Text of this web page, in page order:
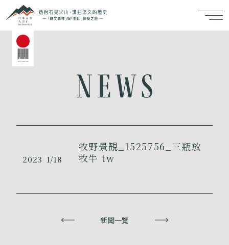
2023 1/18
牧野景観_1525756_三瓶放
牧牛 tw
新聞一覽